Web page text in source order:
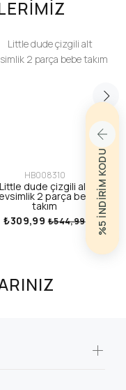
HB008310
Little dude çizgili alt
2 parça bebe
takım
₺309,99₺544,99 %5 İNDİRİM KODU